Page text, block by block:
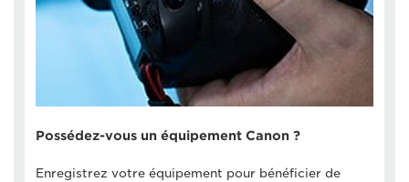
Possédez-vous un équipement Canon ?
Enregistrez votre équipement pour bénéficier de